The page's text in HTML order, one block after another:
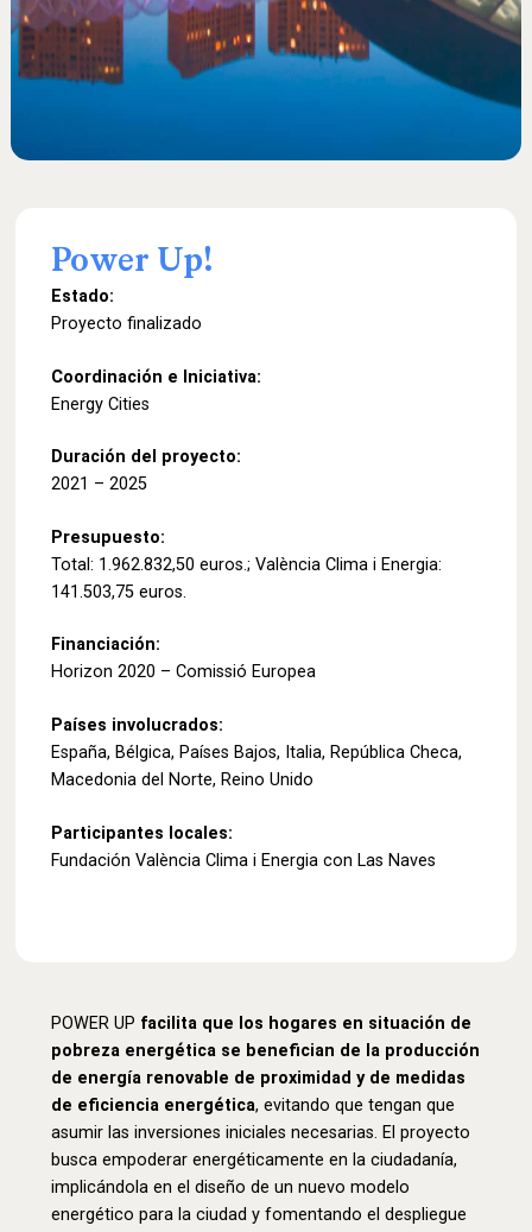
Power Up!
Estado:
Proyecto finalizado
Coordinación e Iniciativa:
Energy Cities
Duración del proyecto:
2021 – 2025
Presupuesto:
Total: 1.962.832,50 euros.; València Clima i Energia:
141.503,75 euros.
Financiación:
Horizon 2020 – Comissió Europea
Países involucrados:
España, Bélgica, Países Bajos, Italia, República Checa,
Macedonia del Norte, Reino Unido
Participantes locales:
Fundación València Clima i Energia con Las Naves
POWER UP facilita que los hogares en situación de
pobreza energética se benefician de la producción
de energía renovable de proximidad y de medidas
de eficiencia energética, evitando que tengan que
asumir las inversiones iniciales necesarias. El proyecto
busca empoderar energéticamente en la ciudadanía,
implicándola en el diseño de un nuevo modelo
energético para la ciudad y fomentando el despliegue